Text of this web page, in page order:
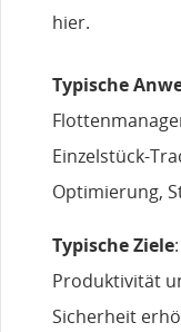
hier.
Typische
Einzelstück-
Optimierung,
Typische Ziele
Produktivität
Sicherheit